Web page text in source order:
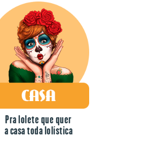
Pra lolete que quer
a casa toda lolística